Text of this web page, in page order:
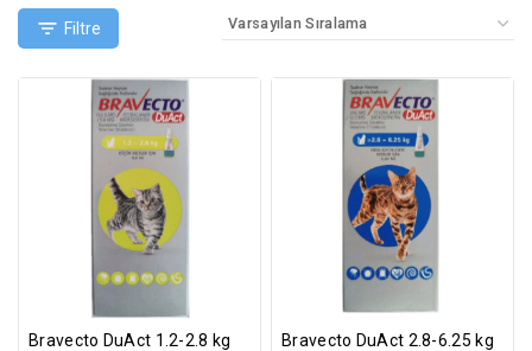
Filtre
Bravecto DuAct 1.2-2.8 kg
Bravecto DuAct 2.8-6.25 kg